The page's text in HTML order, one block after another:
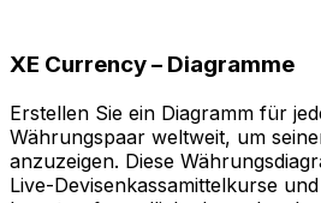
XE Currency – Diagramme
Erstellen Sie ein Diagramm für
Währungspaar weltweit, um
anzuzeigen. Diese
Live-Devisenkassamittelkurse